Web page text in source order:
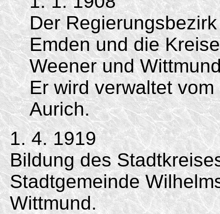
Der
Emden und die
Weener und
Er wird verwaltet
Aurich.
1. 4. 1919
Bildung des
Stadtgemeinde
Wittmund.